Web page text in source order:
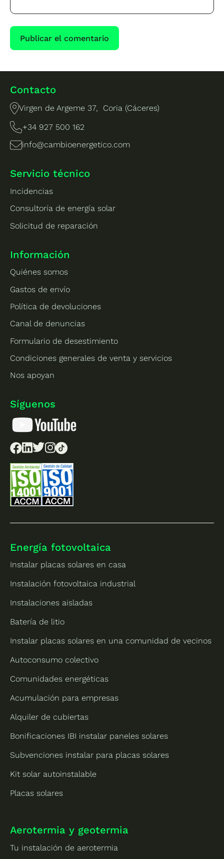
Contacto
Virgen de Argeme 37, Coria (Cáceres)
+34 927 500 162
info@cambioenergetico.com
Servicio técnico
Incidencias
Consultoría de energía solar
Solicitud de reparación
Información
Quiénes somos
Gastos de envío
Política de devoluciones
Canal de denuncias
Formulario de desestimiento
Condiciones generales de venta y servicios
Nos apoyan
Síguenos
Energía fotovoltaica
Instalar placas solares en casa
Instalación fotovoltaica industrial
Instalaciones aisladas
Batería de litio
Instalar placas solares en una comunidad de vecinos
Autoconsumo colectivo
Comunidades energéticas
Acumulación para empresas
Alquiler de cubiertas
Bonificaciones IBI instalar paneles solares
Subvenciones instalar para placas solares
Kit solar autoinstalable
Placas solares
Aerotermia y geotermia
Tu instalación de aerotermia